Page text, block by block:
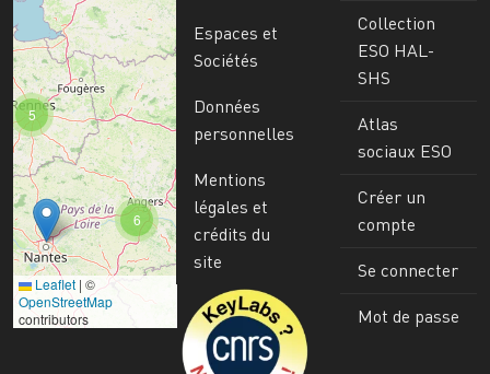
6
5
Leaflet | ©
OpenStreetMap
contributors
Espaces et
Sociétés
Données
personnelles
Mentions
légales et
crédits du
site
Image
Collection
ESO HAL-
SHS
Atlas
sociaux ESO
Créer un
compte
Se connecter
Mot de passe